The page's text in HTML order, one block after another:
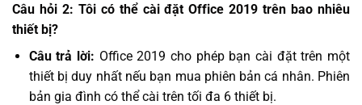
Câu hỏi 2: Tôi có thể cài đặt Office 2019 trên bao nhiêu
thiết bị?
Câu trả lời: Office 2019 cho phép bạn cài đặt trên một
thiết bị duy nhất nếu bạn mua phiên bản cá nhân. Phiên
bản gia đình có thể cài trên tối đa 6 thiết bị.